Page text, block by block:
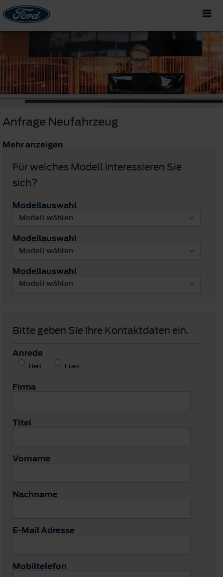
Anfrage Neufahrzeug
Mehr anzeigen
Für welches Modell interessieren Sie
sich?
Modellauswahl
Modellauswahl
Modellauswahl
Bitte geben Sie Ihre Kontaktdaten ein.
Anrede
Herr Frau
Firma
Titel
Vorname
Nachname
E-Mail Adresse
Mobiltelefon